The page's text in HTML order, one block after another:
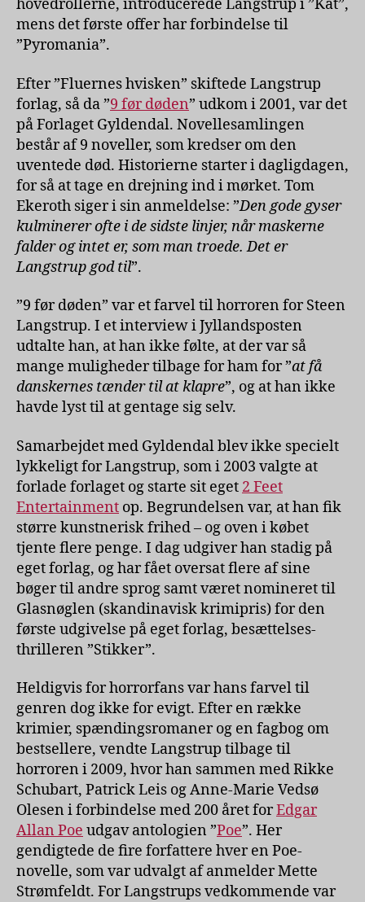
hovedrollerne, introducerede Langstrup i ”Kat”,
mens det første offer har forbindelse til
”Pyromania”.
Efter ”Fluernes hvisken” skiftede Langstrup
forlag, så da ”9 før døden” udkom i 2001, var det
på Forlaget Gyldendal. Novellesamlingen
består af 9 noveller, som kredser om den
uventede død. Historierne starter i dagligdagen,
for så at tage en drejning ind i mørket. Tom
Ekeroth siger i sin anmeldelse: ”Den gode gyser
kulminerer ofte i de sidste linjer, når maskerne
falder og intet er, som man troede. Det er
Langstrup god til”.
”9 før døden” var et farvel til horroren for Steen
Langstrup. I et interview i Jyllandsposten
udtalte han, at han ikke følte, at der var så
mange muligheder tilbage for ham for ”at få
danskernes tænder til at klapre”, og at han ikke
havde lyst til at gentage sig selv.
Samarbejdet med Gyldendal blev ikke specielt
lykkeligt for Langstrup, som i 2003 valgte at
forlade forlaget og starte sit eget 2 Feet
Entertainment op. Begrundelsen var, at han fik
større kunstnerisk frihed – og oven i købet
tjente flere penge. I dag udgiver han stadig på
eget forlag, og har fået oversat flere af sine
bøger til andre sprog samt været nomineret til
Glasnøglen (skandinavisk krimipris) for den
første udgivelse på eget forlag, besættelses-
thrilleren ”Stikker”.
Heldigvis for horrorfans var hans farvel til
genren dog ikke for evigt. Efter en række
krimier, spændingsromaner og en fagbog om
bestsellere, vendte Langstrup tilbage til
horroren i 2009, hvor han sammen med Rikke
Schubart, Patrick Leis og Anne-Marie Vedsø
Olesen i forbindelse med 200 året forEdgar
Allan Poe udgav antologien ”Poe”. Her
gendigtede de fire forfattere hver en Poe-
novelle, som var udvalgt af anmelder Mette
Strømfeldt. For Langstrups vedkommende var